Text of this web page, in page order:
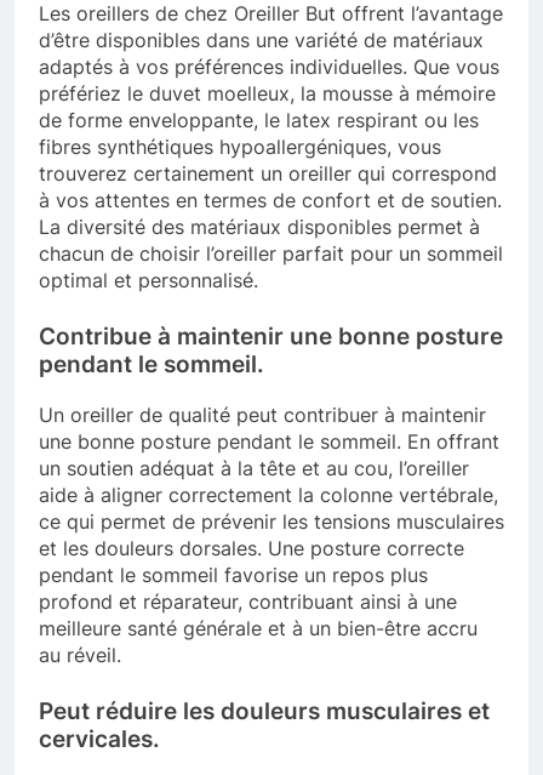
Les oreillers de chez Oreiller But offrent l’avantage
d’être disponibles dans une variété de matériaux
adaptés à vos préférences individuelles. Que vous
préfériez le duvet moelleux, la mousse à mémoire
de forme enveloppante, le latex respirant ou les
fibres synthétiques hypoallergéniques, vous
trouverez certainement un oreiller qui correspond
à vos attentes en termes de confort et de soutien.
La diversité des matériaux disponibles permet à
chacun de choisir l’oreiller parfait pour un sommeil
optimal et personnalisé.
Contribue à maintenir une bonne posture
pendant le sommeil.
Un oreiller de qualité peut contribuer à maintenir
une bonne posture pendant le sommeil. En offrant
un soutien adéquat à la tête et au cou, l’oreiller
aide à aligner correctement la colonne vertébrale,
ce qui permet de prévenir les tensions musculaires
et les douleurs dorsales. Une posture correcte
pendant le sommeil favorise un repos plus
profond et réparateur, contribuant ainsi à une
meilleure santé générale et à un bien-être accru
au réveil.
Peut réduire les douleurs musculaires et
cervicales.